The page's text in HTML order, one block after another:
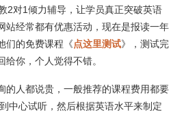
2对1倾力辅导，让学员真正突破英语
站经常都有优惠活动，现在是报读一年
们的免费课程《点这里测试》，测试完
你，个人觉得不错。
人都说贵，一般推荐的课程费用都要
中心试听，然后根据英语水平来制定